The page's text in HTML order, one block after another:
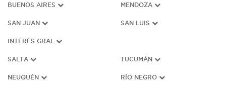
BUENOS AIRES MENDOZA
SAN JUAN SAN LUIS
INTERÉS GRAL
SALTA TUCUMÁN
NEUQUÉN RÍO NEGRO